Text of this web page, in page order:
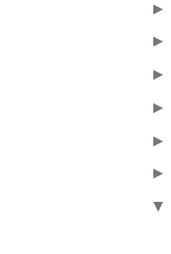
►
►
►
►
►
►
▼